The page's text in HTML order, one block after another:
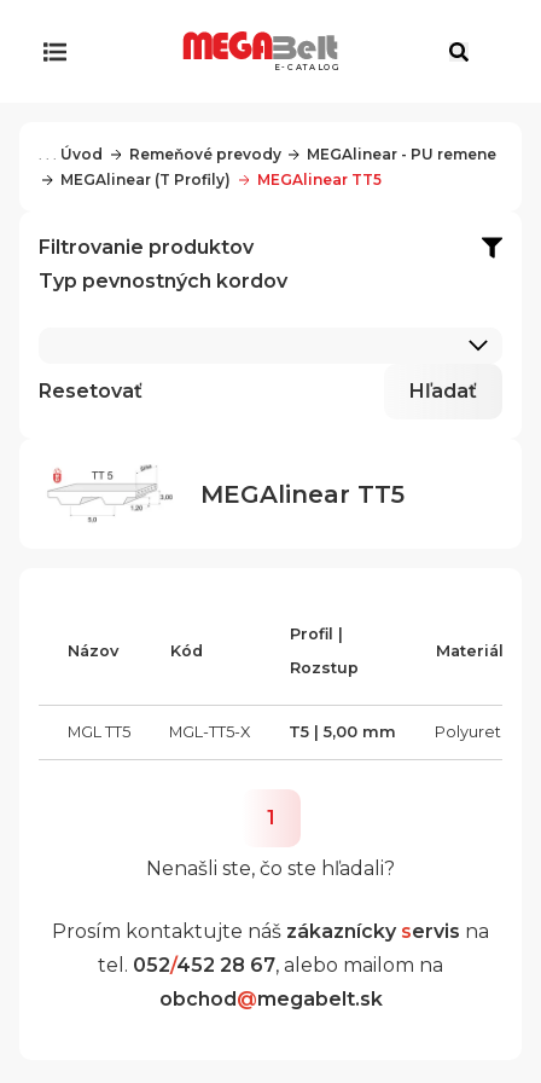
E-CATALOG
Filtrovanie produktov
Typ pevnostných kordov
Resetovať Hľadať
. . . Úvod Remeňové prevody
MEGAlinear - PU remene
MEGAlinear (T Profily)
MEGAlinear TT5
MEGAlinear TT5
Názov Kód
Profil |
Rozstup
Materiál
MGL TT5 MGL-TT5-X T5 | 5,00 mm Polyuretán
1
Nenašli ste, čo ste hľadali?
Prosím kontaktujte náš zákaznícky servis na
tel. 052/452 28 67, alebo mailom na
obchod @megabelt.sk